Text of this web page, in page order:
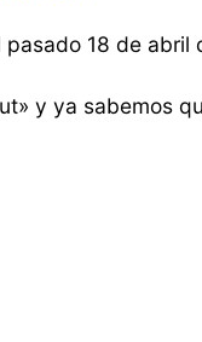
18 de
y ya sabemos